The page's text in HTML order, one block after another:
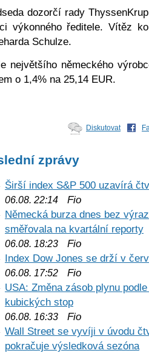
dozorčí rady
výkonného ředitele. Vítěz
Schulze.
největšího německého
o 1,4% na 25,14 EUR.
Diskutovat
zprávy
Širší index S&P 500 uzavírá
06.08. 22:14 Fio
Německá burza dnes bez
směřovala na kvartální reporty
06.08. 18:23 Fio
Index Dow Jones se drží v
06.08. 17:52 Fio
USA: Změna zásob plynu
kubických stop
06.08. 16:33 Fio
Wall Street se vyvíji v úvodu
pokračuje výsledková sezóna